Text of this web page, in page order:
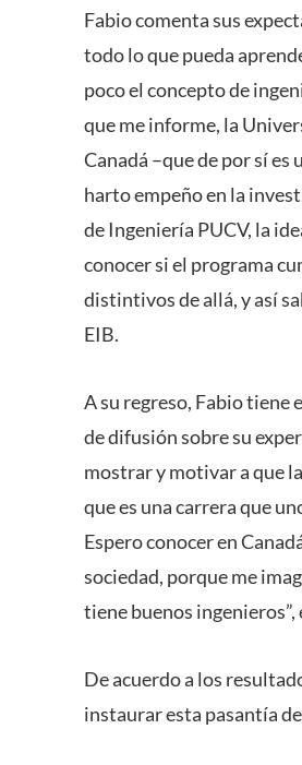
Fabio comenta sus
todo lo que pueda
poco el concepto de
que me informe, la
Canadá –que de por sí
harto empeño en la
de Ingeniería PUCV, la
conocer si el programa
distintivos de allá, y así
EIB.
A su regreso, Fabio tiene
de difusión sobre su
mostrar y motivar a que
que es una carrera que
Espero conocer en
sociedad, porque me
tiene buenos ingenieros”,
De acuerdo a los
instaurar esta pasantía